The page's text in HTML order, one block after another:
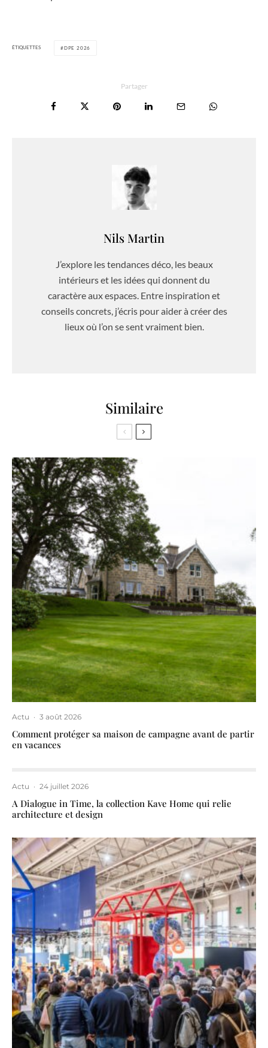
ÉTIQUETTES DPE 2026
Partager
Nils Martin
J’explore les tendances déco, les beaux
intérieurs et les idées qui donnent du
caractère aux espaces. Entre inspiration et
conseils concrets, j’écris pour aider à créer des
lieux où l’on se sent vraiment bien.
Similaire
Actu · 3 août 2026
Comment protéger sa maison de campagne avant de partir
en vacances
Actu · 24 juillet 2026
A Dialogue in Time, la collection Kave Home qui relie
architecture et design